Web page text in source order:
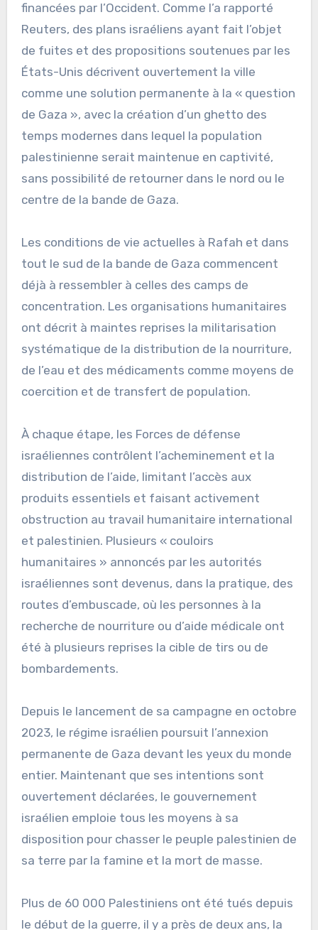
financées par l’Occident. Comme l’a rapporté
Reuters, des plans israéliens ayant fait l’objet
de fuites et des propositions soutenues par les
États-Unis décrivent ouvertement la ville
comme une solution permanente à la « question
de Gaza », avec la création d’un ghetto des
temps modernes dans lequel la population
palestinienne serait maintenue en captivité,
sans possibilité de retourner dans le nord ou le
centre de la bande de Gaza.
Les conditions de vie actuelles à Rafah et dans
tout le sud de la bande de Gaza commencent
déjà à ressembler à celles des camps de
concentration. Les organisations humanitaires
ont décrit à maintes reprises la militarisation
systématique de la distribution de la nourriture,
de l’eau et des médicaments comme moyens de
coercition et de transfert de population.
À chaque étape, les Forces de défense
israéliennes contrôlent l’acheminement et la
distribution de l’aide, limitant l’accès aux
produits essentiels et faisant activement
obstruction au travail humanitaire international
et palestinien. Plusieurs « couloirs
humanitaires » annoncés par les autorités
israéliennes sont devenus, dans la pratique, des
routes d’embuscade, où les personnes à la
recherche de nourriture ou d’aide médicale ont
été à plusieurs reprises la cible de tirs ou de
bombardements.
Depuis le lancement de sa campagne en octobre
2023, le régime israélien poursuit l’annexion
permanente de Gaza devant les yeux du monde
entier. Maintenant que ses intentions sont
ouvertement déclarées, le gouvernement
israélien emploie tous les moyens à sa
disposition pour chasser le peuple palestinien de
sa terre par la famine et la mort de masse.
Plus de 60 000 Palestiniens ont été tués depuis
le début de la guerre, il y a près de deux ans, la